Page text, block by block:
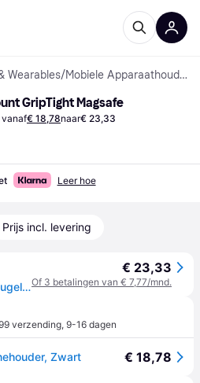
Wearables/ Mobiele Apparaathouders
GripTight Magsafe
vanaf€ 18,78naar€ 23,33
Leer hoe
Prijs incl. levering
Joby GripTight Muurbeugel MagSafe
€ 23,33
Of 3 betalingen van € 7,77/mnd.
verzending, 9-16 dagen
Zwart € 18,78